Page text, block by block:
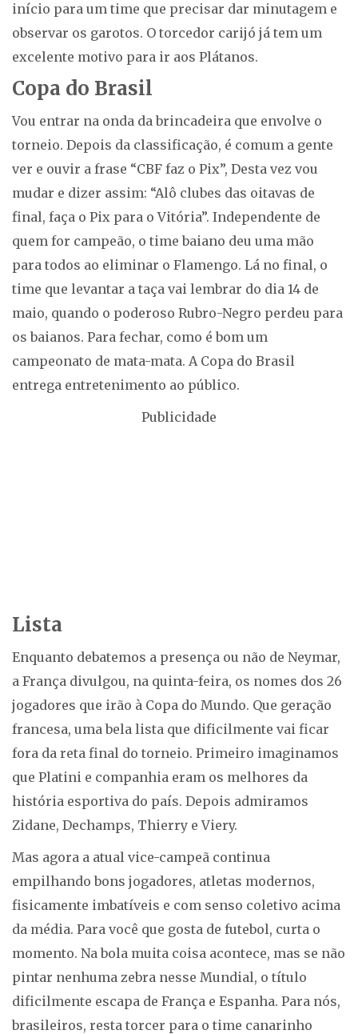
início para um time que precisar dar minutagem e
observar os garotos. O torcedor carijó já tem um
excelente motivo para ir aos Plátanos.
Copa do Brasil
Vou entrar na onda da brincadeira que envolve o
torneio. Depois da classificação, é comum a gente
ver e ouvir a frase “CBF faz o Pix”, Desta vez vou
mudar e dizer assim: “Alô clubes das oitavas de
final, faça o Pix para o Vitória”. Independente de
quem for campeão, o time baiano deu uma mão
para todos ao eliminar o Flamengo. Lá no final, o
time que levantar a taça vai lembrar do dia 14 de
maio, quando o poderoso Rubro-Negro perdeu para
os baianos. Para fechar, como é bom um
campeonato de mata-mata. A Copa do Brasil
entrega entretenimento ao público.
Publicidade
Lista
Enquanto debatemos a presença ou não de Neymar,
a França divulgou, na quinta-feira, os nomes dos 26
jogadores que irão à Copa do Mundo. Que geração
francesa, uma bela lista que dificilmente vai ficar
fora da reta final do torneio. Primeiro imaginamos
que Platini e companhia eram os melhores da
história esportiva do país. Depois admiramos
Zidane, Dechamps, Thierry e Viery.
Mas agora a atual vice-campeã continua
empilhando bons jogadores, atletas modernos,
fisicamente imbatíveis e com senso coletivo acima
da média. Para você que gosta de futebol, curta o
momento. Na bola muita coisa acontece, mas se não
pintar nenhuma zebra nesse Mundial, o título
dificilmente escapa de França e Espanha. Para nós,
brasileiros, resta torcer para o time canarinho